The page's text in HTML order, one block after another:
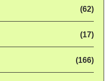
(62)
(17)
(166)